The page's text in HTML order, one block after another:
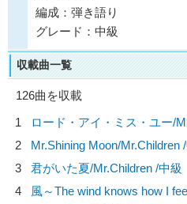
編成：弾き語り
グレード：中級
収載曲一覧
126曲を収載
1
ロード・アイ・ミス・ユー/
2
Mr.Shining Moon/Mr.Children
3
君がいた夏/Mr.Children /中級
4
風～The wind knows how I